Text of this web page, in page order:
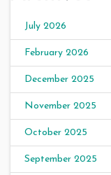
July 2026
February 2026
December 2025
November 2025
October 2025
September 2025